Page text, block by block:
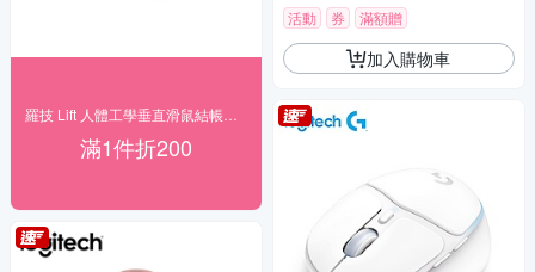
滿1件折200
活動 券 滿額贈
加入購物車